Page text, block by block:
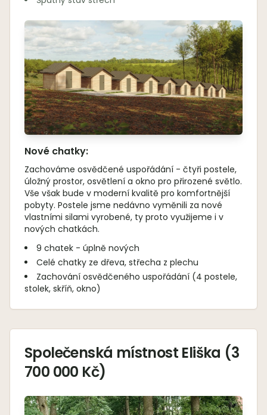
Nové chatky:
Zachováme osvědčené uspořádání - čtyři postele,
úložný prostor, osvětlení a okno pro přirozené světlo.
Vše však bude v moderní kvalitě pro komfortnější
pobyty. Postele jsme nedávno vyměnili za nové
vlastními silami vyrobené, ty proto využijeme i v
nových chatkách.
9 chatek - úplně nových
Celé chatky ze dřeva, střecha z plechu
Zachování osvědčeného uspořádání (4 postele,
stolek, skříň, okno)
Společenská místnost Eliška (3
700 000 Kč)